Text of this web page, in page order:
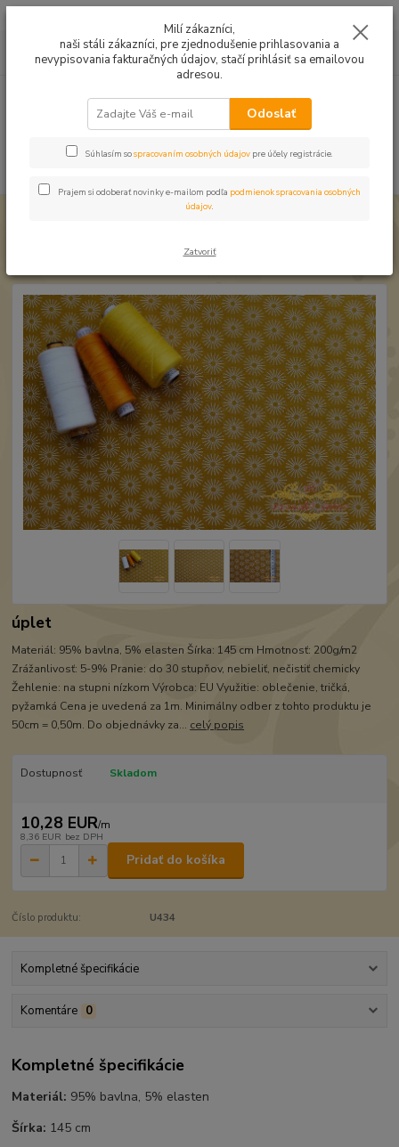
0949224331
9:00 -14:30
za0,00 EUR
Úplet Prskance oker
Úplet Prskance oker
úplet
Materiál: 95% bavlna, 5% elasten Šírka: 145 cm Hmotnosť: 200g/m2
Zrážanlivosť: 5-9% Pranie: do 30 stupňov, nebieliť, nečistiť chemicky
Žehlenie: na stupni nízkom Výrobca: EU Využitie: oblečenie, tričká,
pyžamká Cena je uvedená za 1m. Minimálny odber z tohto produktu je
50cm = 0,50m. Do objednávky za... celý popis
Dostupnosť Skladom
10,28 EUR/m
8,36 EUR bez DPH
Pridať do košíka
Číslo produktu: U434
Kompletné špecifikácie
Komentáre 0
Kompletné špecifikácie
Materiál: 95% bavlna, 5% elasten
Šírka: 145 cm
Milí zákazníci,
naši stáli zákazníci, pre zjednodušenie prihlasovania a
nevypisovania fakturačných údajov, stačí prihlásiť sa emailovou
adresou.
Odoslať
Súhlasím sospracovaním osobných údajov pre účely registrácie.
Prajem si odoberať novinky e-mailom podľa podmienok spracovania osobných
údajov.
Zatvoriť